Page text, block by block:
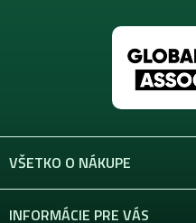
VŠETKO O NÁKUPE
INFORMÁCIE PRE VÁS